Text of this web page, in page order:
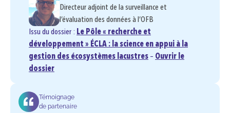
Directeur adjoint de la surveillance et
l’évaluation des données à l’OFB
Issu du dossier : Le Pôle « recherche et
développement » ÉCLA : la science en appui à la
gestion des écosystèmes lacustres – Ouvrir le
dossier
Témoignage
de partenaire